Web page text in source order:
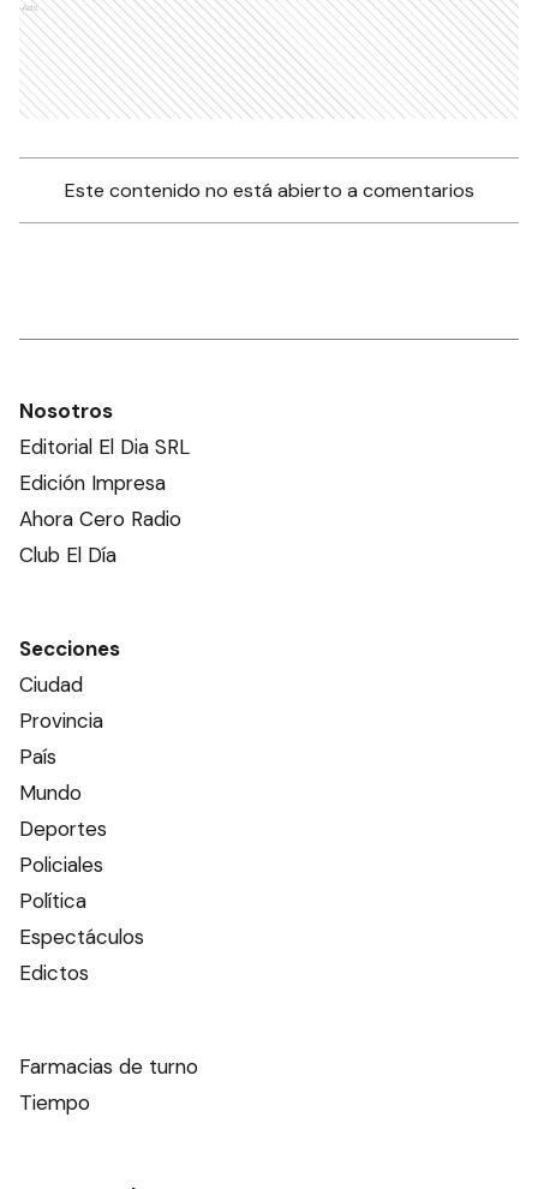
Ads
Este contenido no está abierto a comentarios
Nosotros
Editorial El Dia SRL
Edición Impresa
Ahora Cero Radio
Club El Día
Secciones
Ciudad
Provincia
País
Mundo
Deportes
Policiales
Política
Espectáculos
Edictos
Farmacias de turno
Tiempo